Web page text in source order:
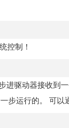
控制！
驱动器接收到
步运行的。 可